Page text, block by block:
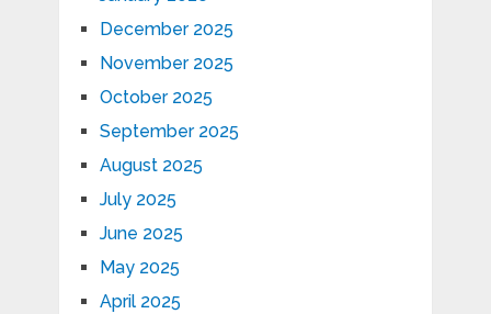
December 2025
November 2025
October 2025
September 2025
August 2025
July 2025
June 2025
May 2025
April 2025